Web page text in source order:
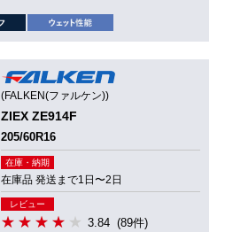
(FALKEN(ファルケン))
ZIEX ZE914F
205/60R16
在庫・納期
在庫品 発送まで1日〜2日
レビュー
3.84 (89件)